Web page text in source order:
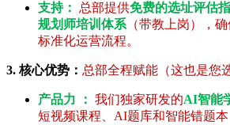
支持： 总部提供免费的选址评估
规划师培训体系 （带教上岗），
标准化运营流程。
3. 核心优势： 总部全程赋能（这也是您
产品力 ： 我们独家研发的AI智能
短视频课程、AI题库和智能错题